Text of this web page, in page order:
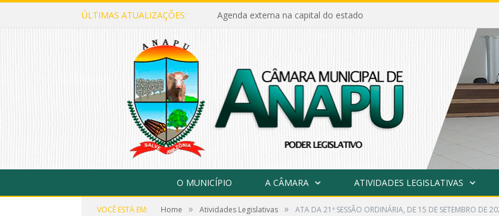
ÚLTIMAS ATUALIZAÇÕES: Agenda externa na capital do estado
O MUNICÍPIO A CÂMARA ATIVIDADES LEGISLATIVAS
VOCÊ ESTÁ EM: Home » Atividades Legislativas » ATA DA 21ª SESSÃO ORDINÁRIA, DE 15 DE SETEMBRO DE